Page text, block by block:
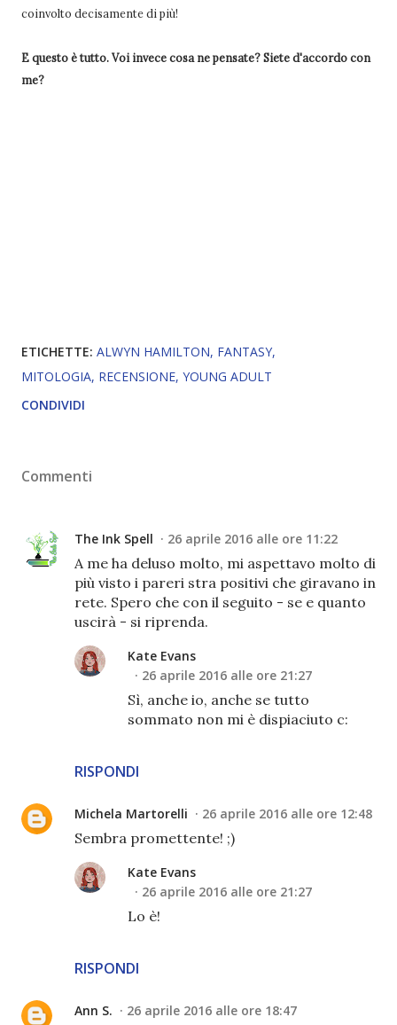
coinvolto decisamente di più!
E questo è tutto. Voi invece cosa ne pensate? Siete d'accordo con
me?
ETICHETTE: ALWYN HAMILTON FANTASY
MITOLOGIA RECENSIONE YOUNG ADULT
CONDIVIDI
Commenti
The Ink Spell 26 aprile 2016 alle ore 11:22
A me ha deluso molto, mi aspettavo molto di
più visto i pareri stra positivi che giravano in
rete. Spero che con il seguito - se e quanto
uscirà - si riprenda.
RISPONDI
Kate Evans
26 aprile 2016 alle ore 21:27
Sì, anche io, anche se tutto
sommato non mi è dispiaciuto c:
Michela Martorelli 26 aprile 2016 alle ore 12:48
Sembra promettente! ;)
RISPONDI
Kate Evans
26 aprile 2016 alle ore 21:27
Lo è!
Ann S. 26 aprile 2016 alle ore 18:47